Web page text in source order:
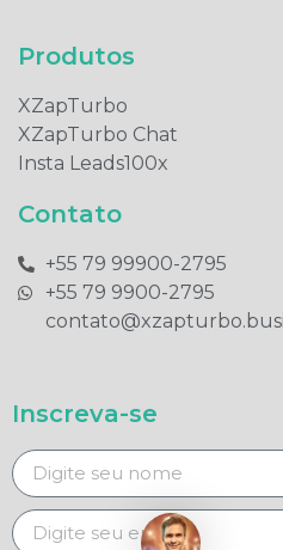
Produtos​
XZapTurbo
XZapTurbo Chat
Insta Leads100x
Contato
+55 79 99900-2795​
+55 79 9900-2795​
Inscreva-se